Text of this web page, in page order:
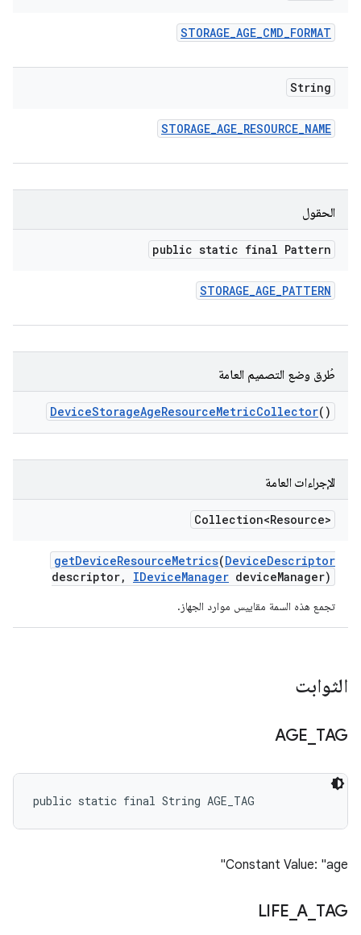
STORAGE_AGE_CMD_FORMAT
String
STORAGE_AGE_RESOURCE_NAME
الحقول
public static final Pattern
STORAGE_AGE_PATTERN
طُرق وضع التصميم العامة
DeviceStorageAgeResourceMetricCollector()
الإجراءات العامة
Collection<Resource>
getDeviceResourceMetrics(DeviceDescriptor
descriptor, IDeviceManager deviceManager)
تجمع هذه السمة مقاييس موارد الجهاز.
الثوابت
AGE TAG
public static final String AGE_TAG
Constant Value: "age"
LIFE _A TAG